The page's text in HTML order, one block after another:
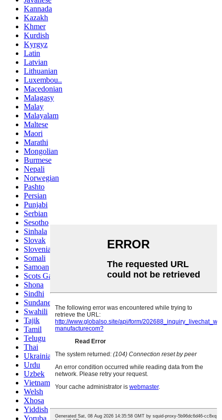
Kannada
Kazakh
Khmer
Kurdish
Kyrgyz
Latin
Latvian
Lithuanian
Luxembou..
Macedonian
Malagasy
Malay
Malayalam
Maltese
Maori
Marathi
Mongolian
Burmese
Nepali
Norwegian
Pashto
Persian
Punjabi
Serbian
Sesotho
Sinhala
Slovak
Slovenian
Somali
Samoan
Scots Gaelic
Shona
Sindhi
Sundanese
Swahili
Tajik
Tamil
Telugu
Thai
Ukrainian
Urdu
Uzbek
Vietnamese
Welsh
Xhosa
Yiddish